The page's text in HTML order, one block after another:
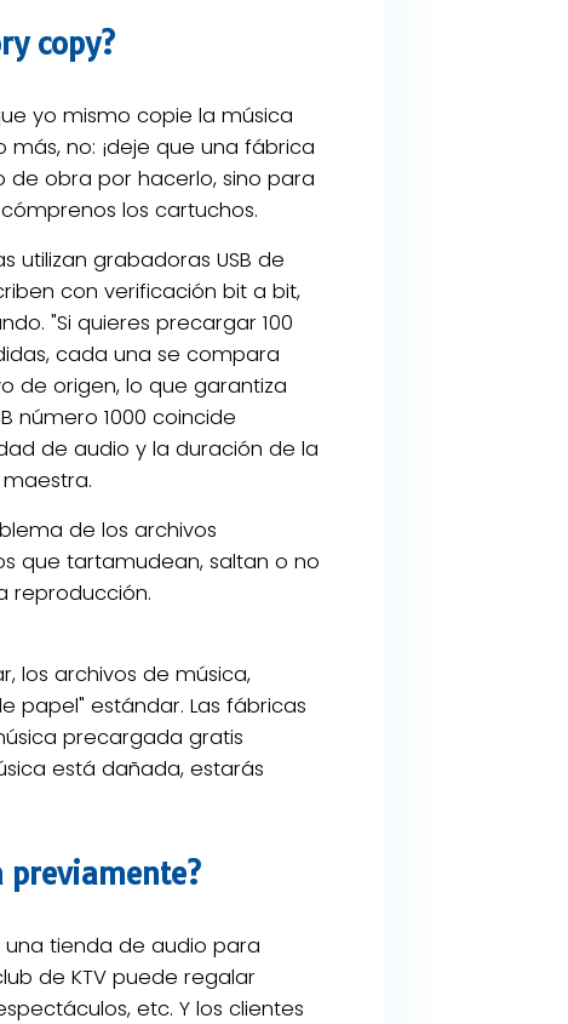
copy?
yo mismo copie la música
más, no: ¡deje que una fábrica
obra por hacerlo, sino para
los cartuchos.
utilizan grabadoras USB de
con verificación bit a bit,
"Si quieres precargar 100
cada una se compara
de origen, lo que garantiza
número 1000 coincide
de audio y la duración de la
de los archivos
que tartamudean, saltan o no
reproducción.
los archivos de música,
papel" estándar. Las fábricas
precargada gratis
está dañada, estarás
previamente?
tienda de audio para
de KTV puede regalar
etc. Y los clientes